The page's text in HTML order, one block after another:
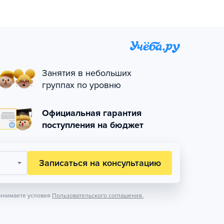
Занятия в небольших
группах по уровню
Официальная гарантия
поступления на бюджет
Записаться на консультацию
условия Пользовательского соглашения.